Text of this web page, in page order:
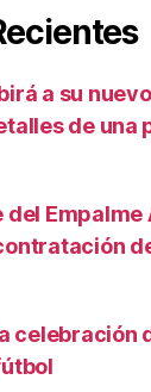
a su
de una
del
celebración